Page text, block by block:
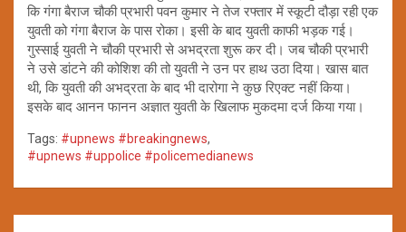
कि गंगा बैराज चौकी प्रभारी पवन कुमार ने तेज रफ्तार में स्कूटी दौड़ा रही एक
युवती को गंगा बैराज के पास रोका। इसी के बाद युवती काफी भड़क गई।
गुस्साई युवती ने चौकी प्रभारी से अभद्रता शुरू कर दी। जब चौकी प्रभारी
ने उसे डांटने की कोशिश की तो युवती ने उन पर हाथ उठा दिया। खास बात
थी, कि युवती की अभद्रता के बाद भी दारोगा ने कुछ रिएक्ट नहीं किया।
इसके बाद आनन फानन अज्ञात युवती के खिलाफ मुकदमा दर्ज किया गया।
Tags: #upnews #breakingnews,
#upnews #uppolice #policemedianews